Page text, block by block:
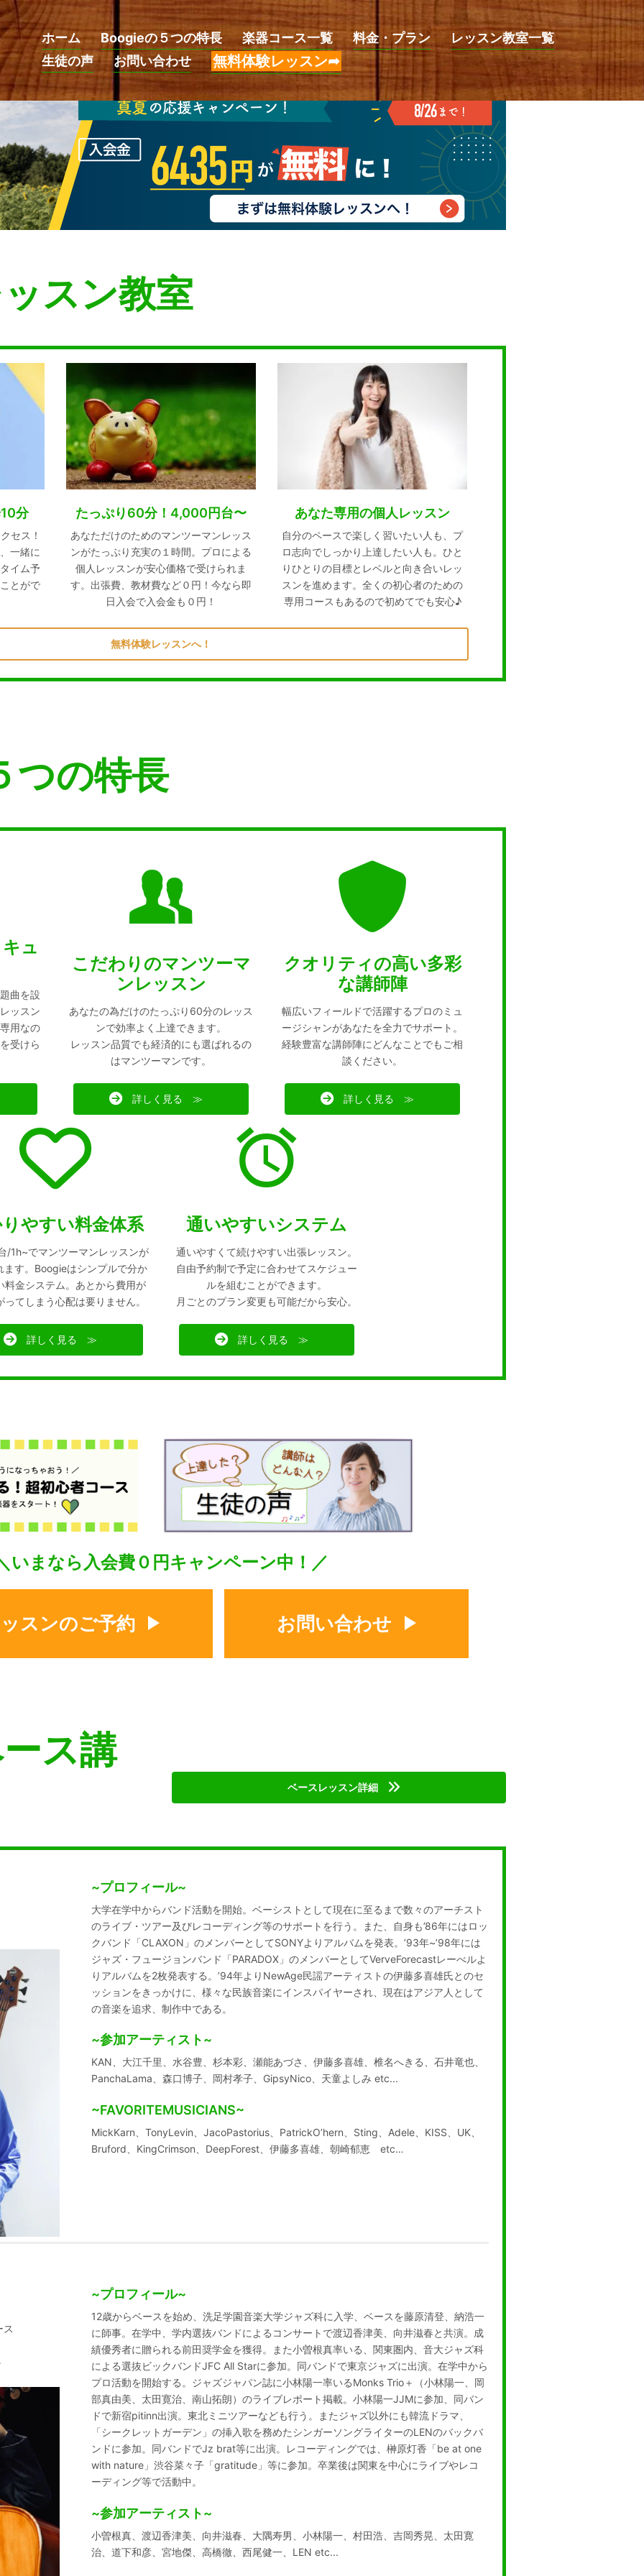
ホーム Boogieの５つの特長 楽器コース一覧 料金・プラン
レッスン教室一覧
生徒の声
お問い合わせ 無料体験レッスン➦
スン教室
分
セス！
一緒に
イム予
とがで
たっぷり60分！4,000円台〜
あなただけのためのマンツーマンレッス
ンがたっぷり充実の１時間。プロによる
個人レッスンが安心価格で受けられま
す。出張費、教材費など０円！今なら即
日入会で入会金も０円！
あなた専用の個人レッスン
自分のペースで楽しく習いたい人も、プ
ロ志向でしっかり上達したい人も。ひと
りひとりの目標とレベルと向き合いレッ
スンを進めます。全くの初心者のための
専用コースもあるので初めてでも安心♪
無料体験レッスンへ！
つの特長
ュ
曲を設
ッスン
用なの
受けら
こだわりのマンツーマ
ンレッスン
あなたの為だけのたっぷり60分のレッス
ンで効率よく上達できます。
レッスン品質でも経済的にも選ばれるの
はマンツーマンです。
詳しく見る ≫
クオリティの高い多彩
な講師陣
幅広いフィールドで活躍するプロのミュ
ージシャンがあなたを全力でサポート。
経験豊富な講師陣にどんなことでもご相
談ください。
詳しく見る ≫
やすい料金体系
/1h~でマンツーマンレッスンが
ます。Boogieはシンプルで分か
料金システム。あとから費用が
ってしまう心配は要りません。
詳しく見る ≫
通いやすいシステム
通いやすくて続けやすい出張レッスン。
自由予約制で予定に合わせてスケジュー
ルを組むことができます。
月ごとのプラン変更も可能だから安心。
詳しく見る ≫
いまなら入会費０円キャンペーン中！／
スンのご予約 お問い合わせ
ス講
ベースレッスン詳細
~プロフィール~
大学在学中からバンド活動を開始。ベーシストとして現在に至るまで数々のアーチスト
のライブ・ツアー及びレコーディング等のサポートを行う。また、自身も’86年にはロッ
クバンド「CLAXON」のメンバーとしてSONYよりアルバムを発表。’93年~’98年には
ジャズ・フュージョンバンド「PARADOX」のメンバーとしてVerveForecastレーべルよ
りアルバムを2枚発表する。’94年よりNewAge民謡アーティストの伊藤多喜雄氏とのセ
ッションをきっかけに、様々な民族音楽にインスパイヤーされ、現在はアジア人として
の音楽を追求、制作中である。
~参加アーティスト~
KAN、大江千里、水谷豊、杉本彩、瀬能あづさ、伊藤多喜雄、椎名へきる、石井竜也、
PanchaLama、森口博子、岡村孝子、GipsyNico、天童よしみ etc...
~FAVORITEMUSICIANS~
MickKarn、TonyLevin、JacoPastorius、PatrickO’hern、Sting、Adele、KISS、UK、
Bruford、KingCrimson、DeepForest、伊藤多喜雄、朝崎郁恵 etc…
ス
~プロフィール~
12歳からベースを始め、洗足学園音楽大学ジャズ科に入学、ベースを藤原清登、納浩一
に師事。在学中、学内選抜バンドによるコンサートで渡辺香津美、向井滋春と共演。成
績優秀者に贈られる前田奨学金を獲得。また小曽根真率いる、関東圏内、音大ジャズ科
による選抜ビックバンドJFC All Starに参加。同バンドで東京ジャズに出演。在学中から
プロ活動を開始する。ジャズジャパン誌に小林陽一率いるMonks Trio＋（小林陽一、岡
部真由美、太田寛治、南山拓朗）のライブレポート掲載。小林陽一JJMに参加、同バン
ドで新宿pitinn出演。東北ミニツアーなども行う。またジャズ以外にも韓流ドラマ、
「シークレットガーデン」の挿入歌を務めたシンガーソングライターのLENのバックバ
ンドに参加。同バンドでJz brat等に出演。レコーディングでは、榊原灯香「be at one
with nature」渋谷菜々子「gratitude」等に参加。卒業後は関東を中心にライブやレコ
ーディング等で活動中。
~参加アーティスト~
小曽根真、渡辺香津美、向井滋春、大隅寿男、小林陽一、村田浩、吉岡秀晃、太田寛
治、道下和彦、宮地傑、高橋徹、西尾健一、LEN etc...